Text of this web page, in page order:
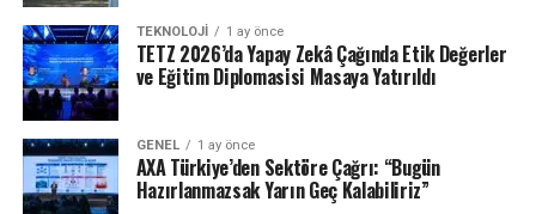
52 ülkede 156 bin
çalışanıyla 92 milyondan
fazla müşteriye hizmet
veren AXA Grubu, 2025
verilerine göre 116
milyar Euro prim
Funda Dilek:
0544 631 92 40
WatchGuard Technologies Baş Güvenlik Sorumlusu
Corey Nachreiner, “2024 2. Çeyrek İnternet Güvenliği
Raporu’ndaki en son bulgular, siber saldırganların
davranış kalıplarına nasıl girme eğiliminde olduklarını,
belirli saldırı tekniklerinin dalgalar halinde yayıldığını ve
moda hale geldiğini yansıtıyor.” ifadelerinde kullandı.
“Güncel bulgularımız, güvenlik açıklarını gidermek ve
TEKNOLOJI 1 ay önce
TETZ 2026’da Yapay Zekâ Çağında Etik Değerler
ve Eğitim Diplomasisi Masaya Yatırıldı
GENEL 1 ay önce
AXA Türkiye’den Sektöre Çağrı: “Bugün
Hazırlanmazsak Yarın Geç Kalabiliriz”